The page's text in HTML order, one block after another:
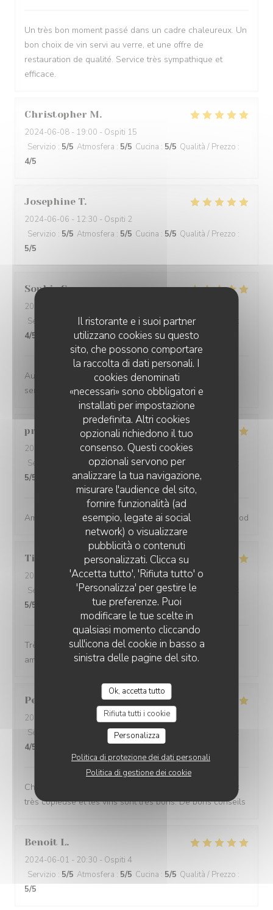
Il ristorante e i suoi partner
utilizzano cookies su questo
sito, che possono comportare
la raccolta di dati personali. I
cookies denominati
«necessari» sono obbligatori e
installati per impostazione
predefinita. Altri cookies
opzionali richiedono il tuo
consenso. Questi cookies
opzionali servono per
analizzare la tua navigazione,
misurare l'audience del sito,
fornire funzionalità (ad
esempio, legate ai social
network) o visualizzare
pubblicità o contenuti
personalizzati. Clicca su
'Accetta tutto', 'Rifiuta tutto' o
'Personalizza' per gestire le
tue preferenze. Puoi
modificare le tue scelte in
qualsiasi momento cliccando
sull'icona del cookie in basso a
sinistra delle pagine del sito.
Ok, accetta tutto
Rifiuta tutti i cookie
Personalizza
Politica di protezione dei dati personali
Politica di gestione dei cookie
Un très bon moment passé dans un cadre chaleureux. Un
bon choix de vin servi au verre, et une offre de
restauration de qualité. Service très sympathique et
efficace.
Christopher M
2024-06-08 - 19:00 - Ospiti 15
Servizio : 5/5 Atmosfera : 5/5 Cucina : 5/5 Qualità / Prezzo :
4/5
Josephine T
2024-06-06 - 12:30 - Ospiti 2
Servizio : 5/5 Atmosfera : 5/5 Cucina : 5/5 Qualità / Prezzo :
5/5
Sophie S
2024-06-04
Servizio
Atmosfera:5/5 Cucina: 4/5 Qualità / Prezzo
4/5
Au top !! Belle carte des vins , nourriture très bonne,
service sympa :)
pranat
2024-06-06
- 20:00 - Ospiti 3
Servizio
Atmosfera:5/5 Cucina: 5 /5 Qualità / Prezzo
5/5
Amazing place, excellent service and great wine and food
Tiphaine
2024-05-31 - 20:30 - Ospiti 2
Servizio
Atmosfera:5/5 Cucina: 5/5 Qualità / Prezzo
5/5
Très bonnes bouteilles, produits de super qualité,
ambiance cosy et animée
Perrine
2024-05-30
- 19:30 - Ospiti 4
Servizio
Atmosfera :4/5 Cucina 5
4/5
Chouette lieu. La planche de charcuterie + Fromage est
très copieuse et les vins sont très bons. De bons conseils
Benoit L
2024-06-01 - 20:30 - Ospiti 4
Servizio : 5/5 Atmosfera : 5/5 Cucina : 5/5 Qualità / Prezzo :
5/5